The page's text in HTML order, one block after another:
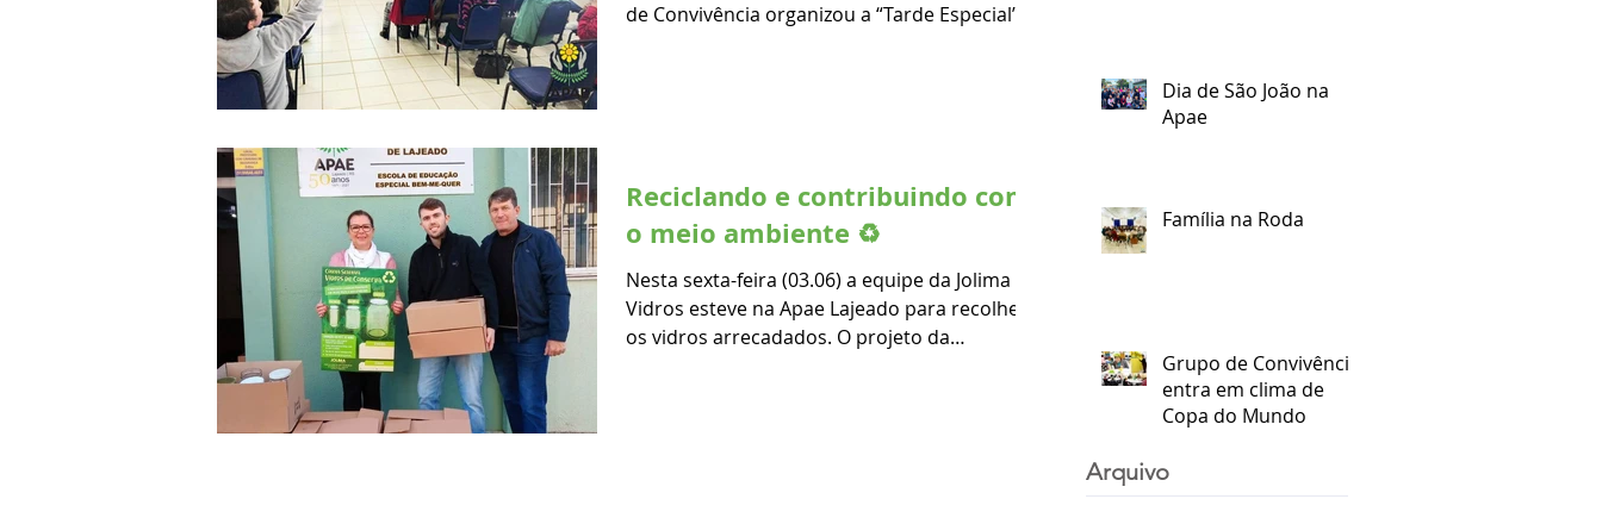
de Convivência organizou a “Tarde Especial”
Reciclando e contribuindo com
o meio ambiente ♻️
Nesta sexta-feira (03.06) a equipe da Jolima
Vidros esteve na Apae Lajeado para recolher
os vidros arrecadados. O projeto da
Dia de São João na
Apae
Família na Roda
Grupo de Convivência
entra em clima de
Copa do Mundo
Arquivo